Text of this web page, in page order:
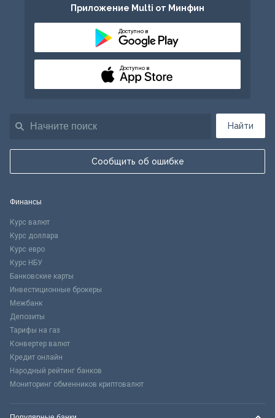
Найти
Сообщить об ошибке
Приложение Multi от Минфин
Доступно в
Доступно в
Финансы
Курс валют
Курс доллара
Курс евро
Курс НБУ
Банковские карты
Инвестиционные брокеры
Межбанк
Депозиты
Тарифы на газ
Конвертер валют
Кредит онлайн
Народный рейтинг банков
Мониторинг обменников криптовалют